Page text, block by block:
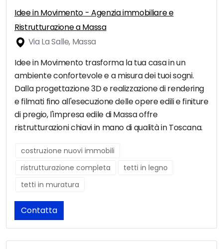
Idee in Movimento - Agenzia immobiliare e
Ristrutturazione a Massa
Via La Salle, Massa
Idee in Movimento trasforma la tua casa in un
ambiente confortevole e a misura dei tuoi sogni.
Dalla progettazione 3D e realizzazione di rendering
e filmati fino all'esecuzione delle opere edili e finiture
di pregio, l'impresa edile di Massa offre
ristrutturazioni chiavi in mano di qualità in Toscana.
costruzione nuovi immobili
ristrutturazione completa
tetti in legno
tetti in muratura
Contatta